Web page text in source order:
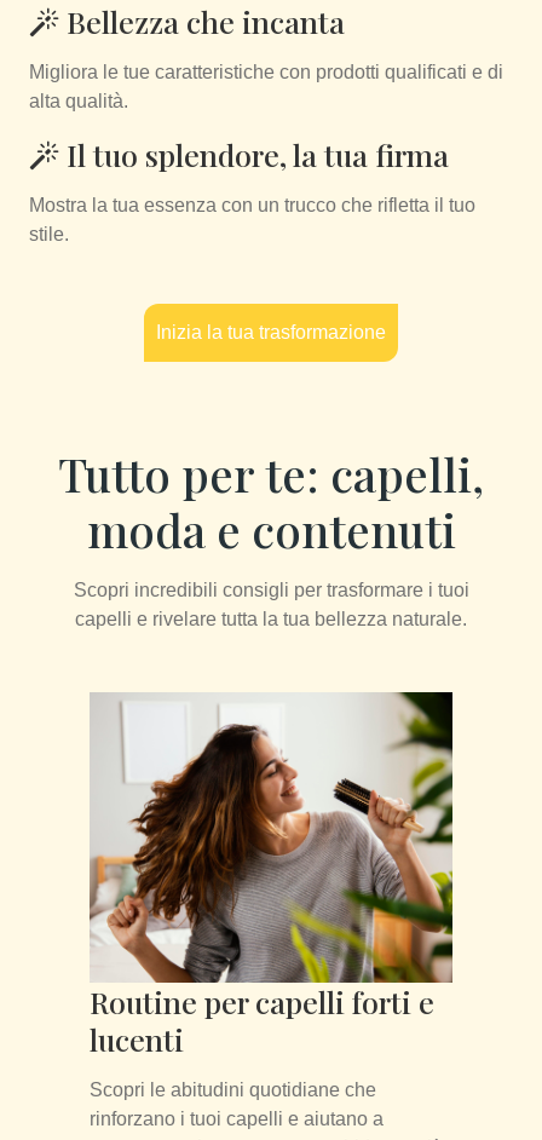
Bellezza che incanta
Migliora le tue caratteristiche con prodotti qualificati e di
alta qualità.
Il tuo splendore, la tua firma
Mostra la tua essenza con un trucco che rifletta il tuo
stile.
Inizia la tua trasformazione
Tutto per te: capelli,
moda e contenuti
Scopri incredibili consigli per trasformare i tuoi
capelli e rivelare tutta la tua bellezza naturale.
Routine per capelli forti e
lucenti
Scopri le abitudini quotidiane che
rinforzano i tuoi capelli e aiutano a